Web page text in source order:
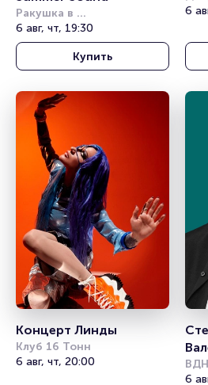
Ракушка в
Александровском саду
6 авг, чт, 19:30
Купить
6
Концерт Линды
Клуб 16 Тонн
6 авг, чт, 20:00
6